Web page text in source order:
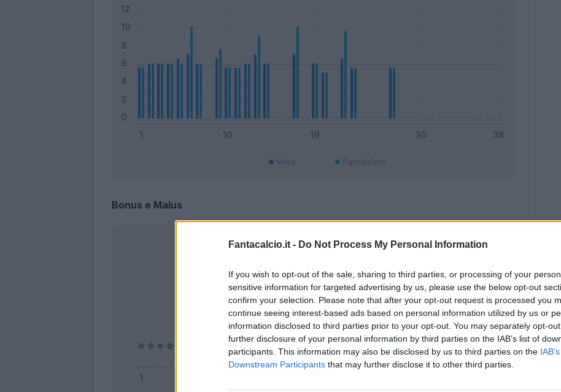
Fantacalcio.it - Do Not Process My Personal Information
If you wish to opt-out of the sale, sharing to third parties, or processing of your
sensitive information for targeted advertising by us, please use the below opt-out
confirm your selection. Please note that after your opt-out request is processed you
continue seeing interest-based ads based on personal information utilized by us or
information disclosed to third parties prior to your opt-out. You may separately opt-
further disclosure of your personal information by third parties on the IAB’s list of
participants. This information may also be disclosed by us to third parties on the
Downstream Participants that may further disclose it to other third parties.
Bonus e Malus